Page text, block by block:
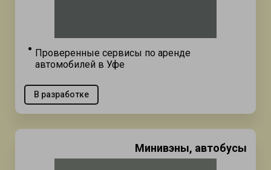
Проверенные сервисы по аренде
автомобилей в Уфе
В разработке
Минивэны, автобусы